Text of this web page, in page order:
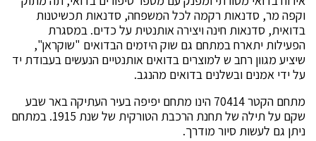
וקפה מר, סדנאות רקמה לכל המשפחה, סדנאות תכשיטנות
בדואית, סדנאות חינה ויצירה אותנטית על כדים. במסגרת
הפעילות יתארח במתחם גם שוק היזמים הבדואים "שוקראן",
שיציע מגוון רחב ש למוצרים בדואים אותנטיים הנעשים בעבודת יד
על ידי אמנים ובשלנים בדואים מהנגב.
מתחם הקטר 70414 הינו מתחם יפיפה בעיר העתיקה באר שבע
שקם על תילה של תחנת הרכבת הטורקית של שנת 1915. במתחם
ניתן גם לעשות סיור מודרך.